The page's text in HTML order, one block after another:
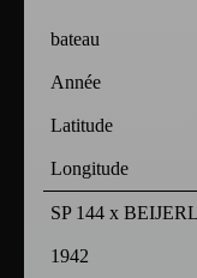
bateau
Année
Latitude
Longitude
SP 144 x
1942